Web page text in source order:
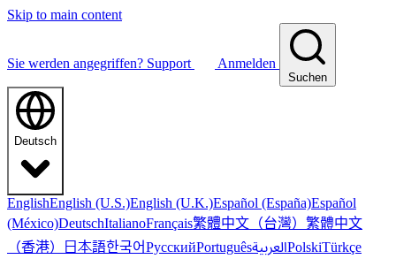
Skip to main content
Sie werden angegriffen? Support Anmelden
Suchen
Deutsch
EnglishEnglish (U.S.)English (U.K.)Español (España)Español
(México)DeutschItalianoFrançais繁體中文（台灣） 繁體中文
（香港） 日本語한국어РусскийPortuguêsالعربيةPolskiTürkçe